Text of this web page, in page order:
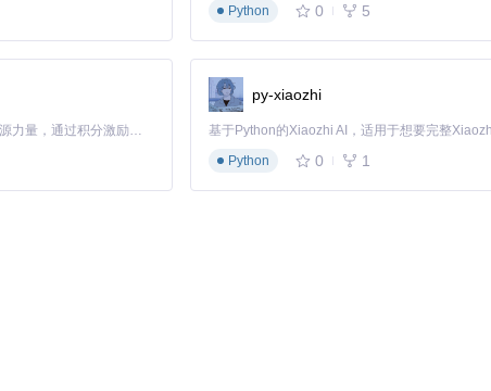
命令面板提供了直观的功能搜索方式：
Python
0 5
「源启盛夏」暑期校园开发者成长计划旨在激活校园开源力量，通过积分激励、认证扶持、资源倾斜等形式，引导高校组织和开发者完成「入驻 — 建项目 — 做贡献 — 获认证 — 得资源」的完整闭环。无论你是想带领社团入驻平台的组织者，还是希望用代码贡献证明自己的开发者，都能在这里找到属于你的成长路径。
py-xiaozhi
Python
0 1